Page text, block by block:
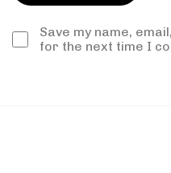
Save my name,
for the next time I